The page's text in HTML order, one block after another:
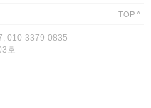
TOP ^
010-3379-0835
호